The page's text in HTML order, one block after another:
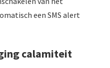
een SMS alert
calamiteit